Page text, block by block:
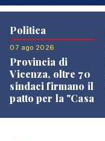
Politica
07 ago 2026
Provincia di
Vicenza, oltre 70
sindaci firmano il
patto per la "Casa